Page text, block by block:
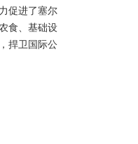
促进了塞尔
食、基础设
捍卫国际公